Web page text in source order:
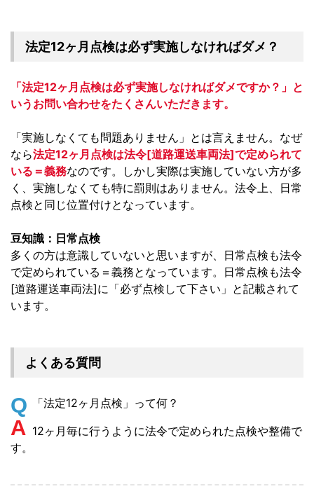
法定12ヶ月点検は必ず実施しなければダメ？
「法定12ヶ月点検は必ず実施しなければダメですか？」と
いうお問い合わせをたくさんいただきます。
「実施しなくても問題ありません」とは言えません。なぜ
なら法定12ヶ月点検は法令[道路運送車両法]で定められて
いる＝義務なのです。しかし実際は実施していない方が多
く、実施しなくても特に罰則はありません。法令上、日常
点検と同じ位置付けとなっています。
豆知識：日常点検
多くの方は意識していないと思いますが、日常点検も法令
で定められている＝義務となっています。日常点検も法令
[道路運送車両法]に「必ず点検して下さい」と記載されて
います。
よくある質問
Q 「法定12ヶ月点検」って何？
A 12ヶ月毎に行うように法令で定められた点検や整備で
す。